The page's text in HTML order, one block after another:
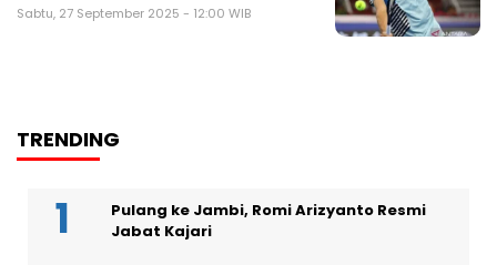
Sabtu, 27 September 2025 - 12:00 WIB
TRENDING
Pulang ke Jambi, Romi Arizyanto Resmi
Jabat Kajari